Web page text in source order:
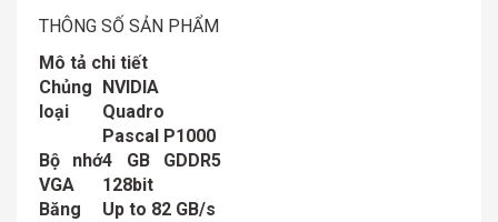
THÔNG SỐ SẢN PHẨM
Mô tả chi tiết
Chủng
loại
NVIDIA
Quadro
Pascal P1000
Bộ nhớ
VGA
4 GB GDDR5
128bit
Băng
Up to 82 GB/s